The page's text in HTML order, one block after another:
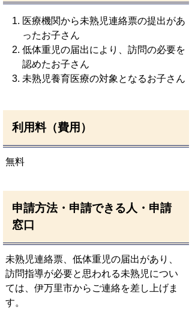
医療機関から未熟児連絡票の提出があ
ったお子さん
低体重児の届出により、訪問の必要を
認めたお子さん
未熟児養育医療の対象となるお子さん
利用料（費用）
無料
申請方法・申請できる人・申請
窓口
未熟児連絡票、低体重児の届出があり、
訪問指導が必要と思われる未熟児につい
ては、伊万里市からご連絡を差し上げま
す。